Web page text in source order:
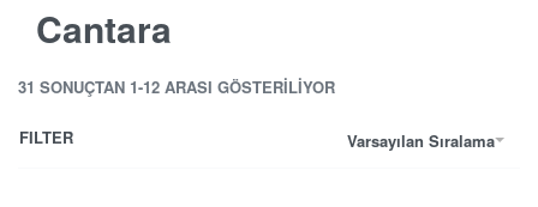
Cantara
31 SONUÇTAN 1-12 ARASI GÖSTERILIYOR
Varsayılan Sıralama
FILTER